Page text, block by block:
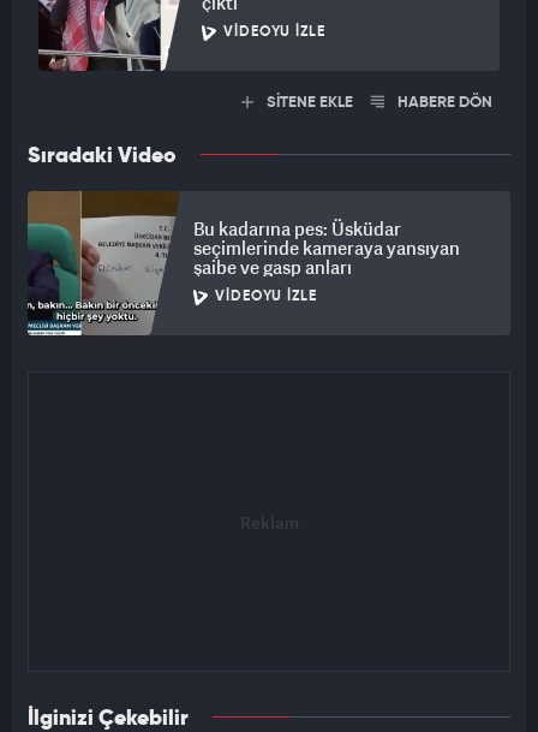
VIDEOYU İZLE
SİTENE EKLE HABERE DÖN
Sıradaki Video
Bu kadarına pes: Üsküdar
seçimlerinde kameraya yansıyan
şaibe ve gasp anları
VIDEOYU İZLE
İlginizi Çekebilir